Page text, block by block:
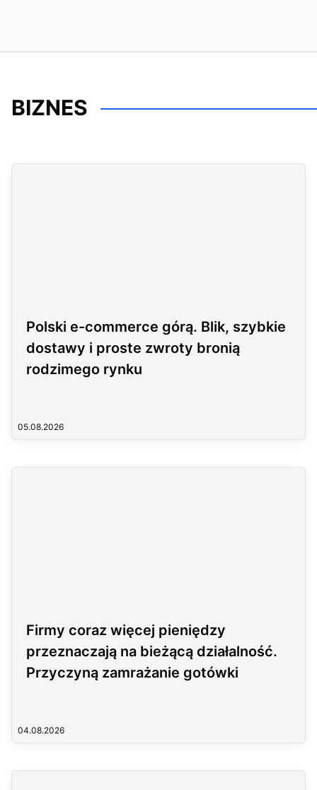
BIZNES
Polski e-commerce górą. Blik, szybkie
dostawy i proste zwroty bronią
rodzimego rynku
05.08.2026
Firmy coraz więcej pieniędzy
przeznaczają na bieżącą działalność.
Przyczyną zamrażanie gotówki
04.08.2026